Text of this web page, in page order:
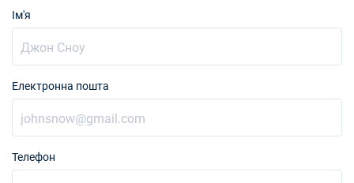
Ім'я
Електронна пошта
Телефон